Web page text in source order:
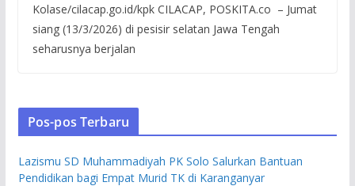
Kolase/cilacap.go.id/kpk CILACAP, POSKITA.co – Jumat
siang (13/3/2026) di pesisir selatan Jawa Tengah
seharusnya berjalan
Pos-pos Terbaru
Lazismu SD Muhammadiyah PK Solo Salurkan Bantuan
Pendidikan bagi Empat Murid TK di Karanganyar